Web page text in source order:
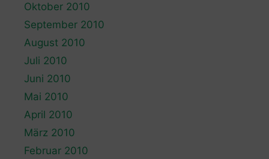
Oktober 2010
September 2010
August 2010
Juli 2010
Juni 2010
Mai 2010
April 2010
März 2010
Februar 2010